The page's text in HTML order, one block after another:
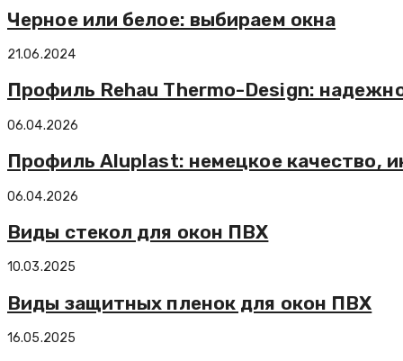
Черное или белое: выбираем окна
21.06.2024
Профиль Rehau Thermo-Design:
06.04.2026
Профиль Aluplast: немецкое качество,
06.04.2026
Виды стекол для окон ПВХ
10.03.2025
Виды защитных пленок для окон ПВХ
16.05.2025